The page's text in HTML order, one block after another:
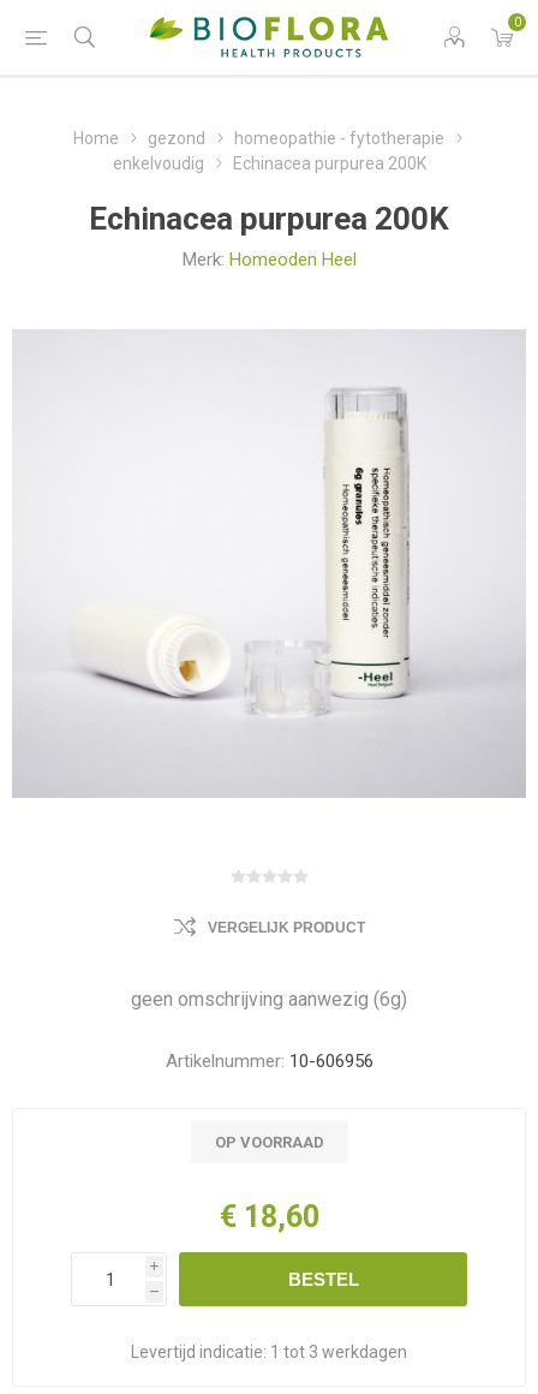
0
Home gezond
homeopathie - fytotherapie
enkelvoudig
Echinacea purpurea 200K
Echinacea purpurea 200K
Merk: Homeoden Heel
VERGELIJK PRODUCT
geen omschrijving aanwezig (6g)
Artikelnummer: 10-606956
OP VOORRAAD
€ 18,60
i
h
BESTEL
Levertijd indicatie: 1 tot 3 werkdagen